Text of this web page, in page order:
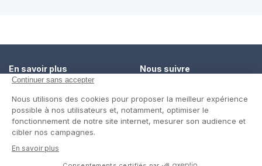
En savoir plus
Un service de confiance
Contact
Nous suivre
Twitter
Blog